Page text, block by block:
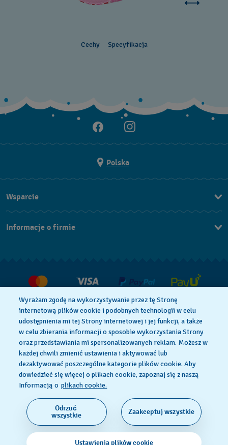
Cechy Specyfikacja
Polska
Wsparcie
FAQ
Warunki sprzedaży
Odstąp od umowy
Informacje o firmie
Polityka Prywatności Pliki Cookie
Regulamin Sklepu
SWISS MADE
© 2026 Flik Flak, oddział Swatch Ltd. Wszelkie prawa
Wyrażam zgodę na wykorzystywanie przez tę Stronę
internetową plików cookie i podobnych technologii w celu
udostępnienia mi tej Strony internetowej i jej funkcji, a także
w celu zbierania informacji o sposobie wykorzystania Strony
oraz przedstawiania mi spersonalizowanych reklam. Możesz w
każdej chwili zmienić ustawienia i aktywować lub
dezaktywować poszczególne kategorie plików cookie. Aby
dowiedzieć się więcej o plikach cookie, zapoznaj się z naszą
Informacją o plikach cookie.
Ustawienia plików cookie
Odrzuć
wszystkie
Zaakceptuj wszystkie